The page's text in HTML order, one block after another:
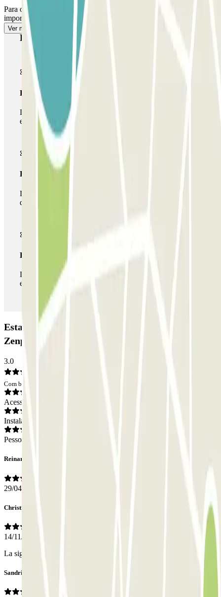
Para o acesso pedonal, consulte a nossa secção ""Informações
importantes"".
Ver mais
Produtos Parclick
Passe simples
Durante a sua estadia, só poderá entrar e sair do parque de
estacionamento uma vez.
Passe multiestacionamento
Durante a sua estadia, pode utilizar toda a rede de parques
de estacionamento deste operador disponível em Parclick.
Passe ilimitado
Durante a sua estadia, pode entrar e sair do parque de
estacionamento as vezes que quiser.
Estacionamento Painlevé - Gare de Tourcoing
Zenpark: Opiniões
3.0
Com base em 7 opiniões
Acesso
Instalações
Pessoal
Reinard
29/04/2026
Christian
14/11/2025
La signalisation indiquant l'accès au parking doit être amélioré..
Sandrine